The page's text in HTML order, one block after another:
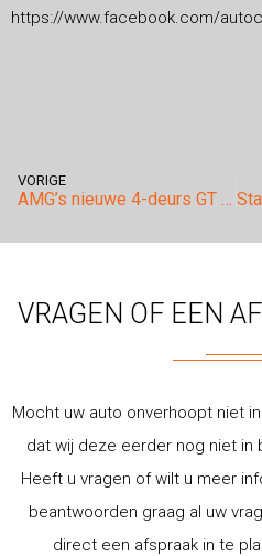
https://www.facebook.com/
VORIGE
AMG’s nieuwe 4-deurs GT Coupé stage 2.
VRAGEN OF EEN
Mocht uw auto onverhoopt niet
dat wij deze eerder nog niet in
Heeft u vragen of wilt u meer
beantwoorden graag al uw
direct een afspraak in te